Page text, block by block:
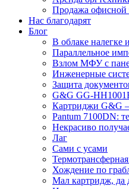
Продажа офисной
Нас благодарят
Блог
В облаке налегке
Параллельное
Взлом МФУ с
Инженерные
Защита
G&G GG-
Картриджи G&G
Pantum 7100DN:
Некрасиво
Лаг
Сами с усами
Хождение по
Мал картридж, да